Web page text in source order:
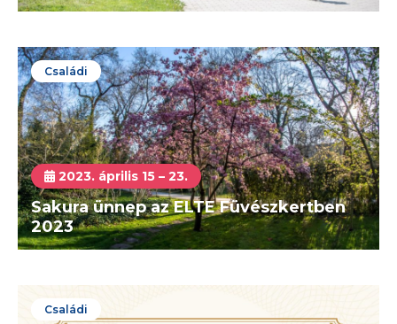
Családi
2023. április 15 – 23.
Sakura ünnep az ELTE Füvészkertben
2023
Családi